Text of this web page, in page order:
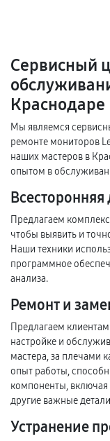
Сервисный
Краснодаре
Мы являемся
ремонте мониторов
наших мастеров в
опытом в
Всесторонняя
Предлагаем
чтобы выявить и
Наши техники
программное
анализа.
Ремонт и
Предлагаем
настройке и
мастера, за плечами
опыт работы,
компоненты, включая
другие важные
Устранение